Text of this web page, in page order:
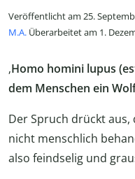
Veröffentlicht am 25.
M.A. Überarbeitet am 1.
‚Homo homini lupus
dem Menschen ein
Der Spruch drückt
nicht menschlich
also feindselig und